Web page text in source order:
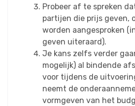
Probeer af te spreken
partijen die prijs geven,
worden aangesproken
geven uiteraard).
Je kans zelfs verder
mogelijk) al bindende
voor tijdens de
neemt de
vormgeven van het